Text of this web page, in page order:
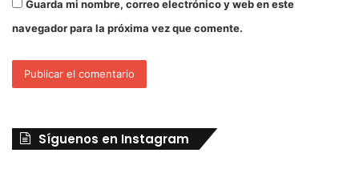
Guarda mi nombre, correo electrónico y web en este
navegador para la próxima vez que comente.
Síguenos en Instagram